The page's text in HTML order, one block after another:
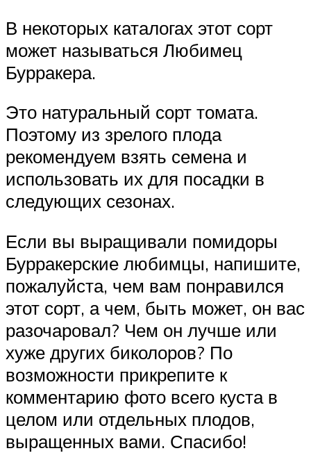
В некоторых каталогах этот сорт
может называться Любимец
Бурракера.
Это натуральный сорт томата.
Поэтому из зрелого плода
рекомендуем взять семена и
использовать их для посадки в
следующих сезонах.
Если вы выращивали помидоры
Бурракерские любимцы, напишите,
пожалуйста, чем вам понравился
этот сорт, а чем, быть может, он вас
разочаровал? Чем он лучше или
хуже других биколоров? По
возможности прикрепите к
комментарию фото всего куста в
целом или отдельных плодов,
выращенных вами. Спасибо!